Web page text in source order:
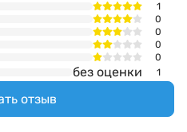
1
0
0
0
0
без оценки 1
отзыв